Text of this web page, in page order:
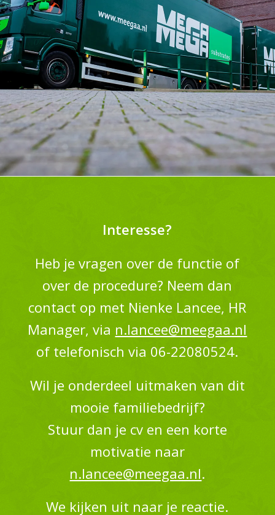
Interesse?
Heb je vragen over de functie of
over de procedure? Neem dan
contact op met Nienke Lancee, HR
Manager, via n.lancee@meegaa.nl
of telefonisch via 06-22080524.
Wil je onderdeel uitmaken van dit
mooie familiebedrijf?
Stuur dan je cv en een korte
motivatie naar
n.lancee@meegaa.nl.
We kijken uit naar je reactie.